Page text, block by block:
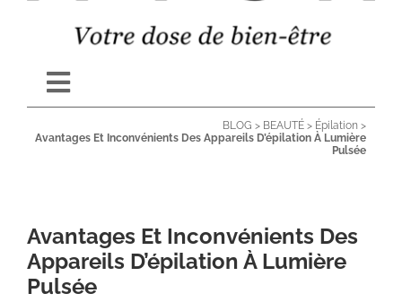
Toggle
Navigation
ACCUEIL
NEWS DE FOREO
BLOG > BEAUTÉ > Épilation >
Avantages Et Inconvénients Des Appareils D’épilation À Lumière
Pulsée
Avantages Et Inconvénients Des
Appareils D’épilation À Lumière
Pulsée